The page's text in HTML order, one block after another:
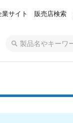
業サイト 販売店検索